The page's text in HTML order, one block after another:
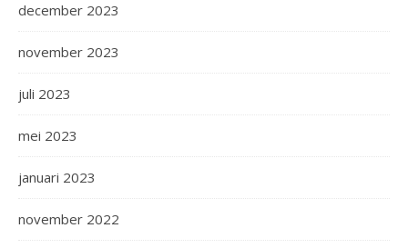
december 2023
november 2023
juli 2023
mei 2023
januari 2023
november 2022